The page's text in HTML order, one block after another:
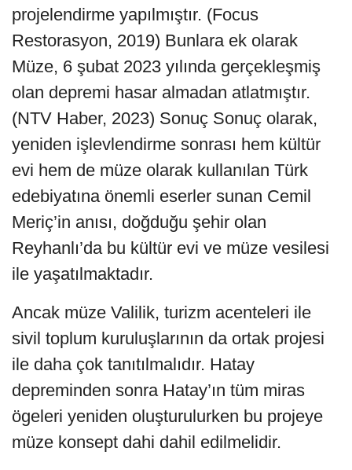
projelendirme yapılmıştır. (Focus
Restorasyon, 2019) Bunlara ek olarak
Müze, 6 şubat 2023 yılında gerçekleşmiş
olan depremi hasar almadan atlatmıştır.
(NTV Haber, 2023) Sonuç Sonuç olarak,
yeniden işlevlendirme sonrası hem kültür
evi hem de müze olarak kullanılan Türk
edebiyatına önemli eserler sunan Cemil
Meriç’in anısı, doğduğu şehir olan
Reyhanlı’da bu kültür evi ve müze vesilesi
ile yaşatılmaktadır.
Ancak müze Valilik, turizm acenteleri ile
sivil toplum kuruluşlarının da ortak projesi
ile daha çok tanıtılmalıdır. Hatay
depreminden sonra Hatay’ın tüm miras
ögeleri yeniden oluşturulurken bu projeye
müze konsept dahi dahil edilmelidir.